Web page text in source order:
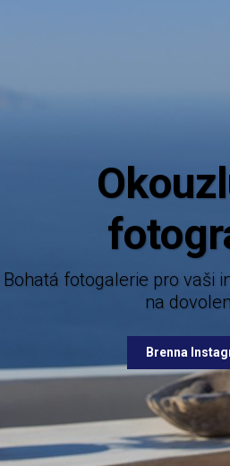
pro vaši inspiraci, kam
Brenna
Mějte
Brenna